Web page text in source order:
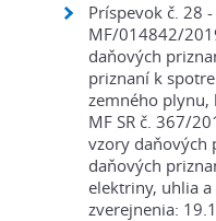
Príspevok č. 28
MF/014842/
daňových
priznaní k
zemného
MF SR č. 367/
vzory daňových
daňových
elektriny, uhlia
zverejnenia: